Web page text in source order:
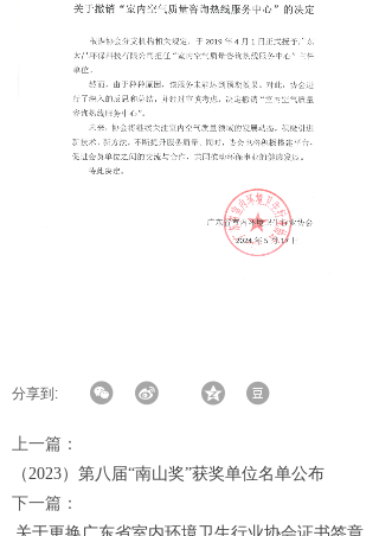
分享到:
上一篇：
（2023）第八届“南山奖”获奖单位名单公布
下一篇：